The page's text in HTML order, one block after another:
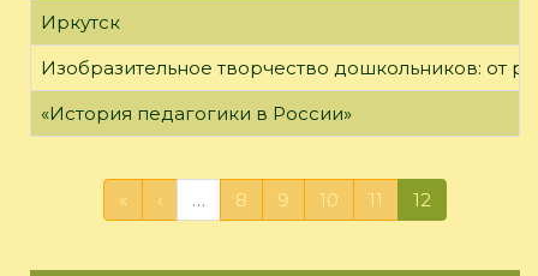
Иркутск
Изобразительное творчество дошкольников: от
«История педагогики в России»
« ‹ … 8 9 10 11 12